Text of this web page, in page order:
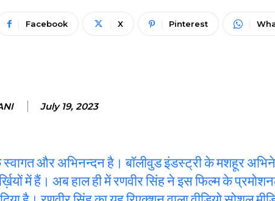
Facebook X Pinterest
July 19, 2023
स्वागत और अभिनन्दन है। बॉलीवुड इंडस्ट्री के मशहूर
में हैं। अब हाल ही में रणवीर सिंह ने इस फिल्म के